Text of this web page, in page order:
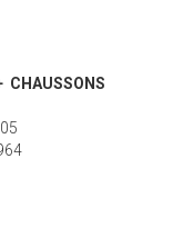
CHAUSSONS